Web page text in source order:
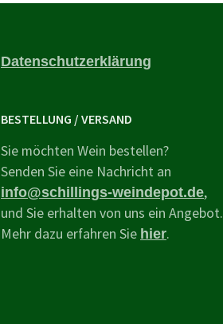
Datenschutzerklärung
BESTELLUNG / VERSAND
Sie möchten Wein bestellen?
Senden Sie eine Nachricht an
info@schillings-weindepot.de,
und Sie erhalten von uns ein Angebot.
Mehr dazu erfahren Sie hier.